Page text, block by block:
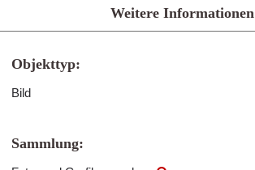
Weitere Informationen
Objekttyp:
Bild
Sammlung: